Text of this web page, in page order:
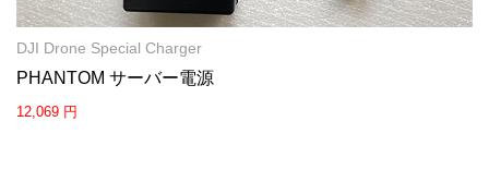
DJI Drone Special Charger
PHANTOM サーバー電源
12,069 円